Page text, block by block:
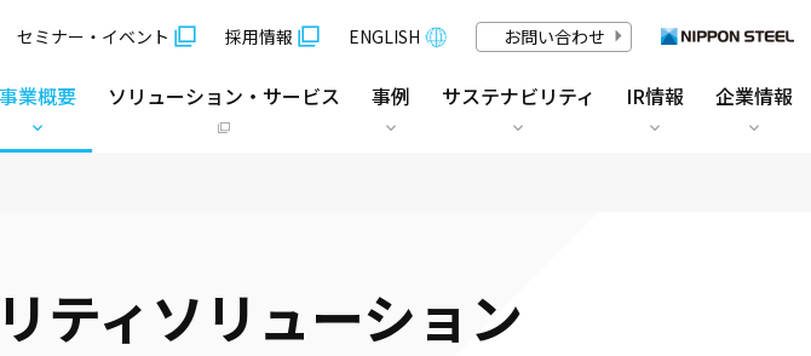
セミナー・イベント 採用情報 ENGLISH お問い合わせ
事業概要 ソリューション・サービス 事例 サステナビリティ IR情報 企業情報
ティソリューション